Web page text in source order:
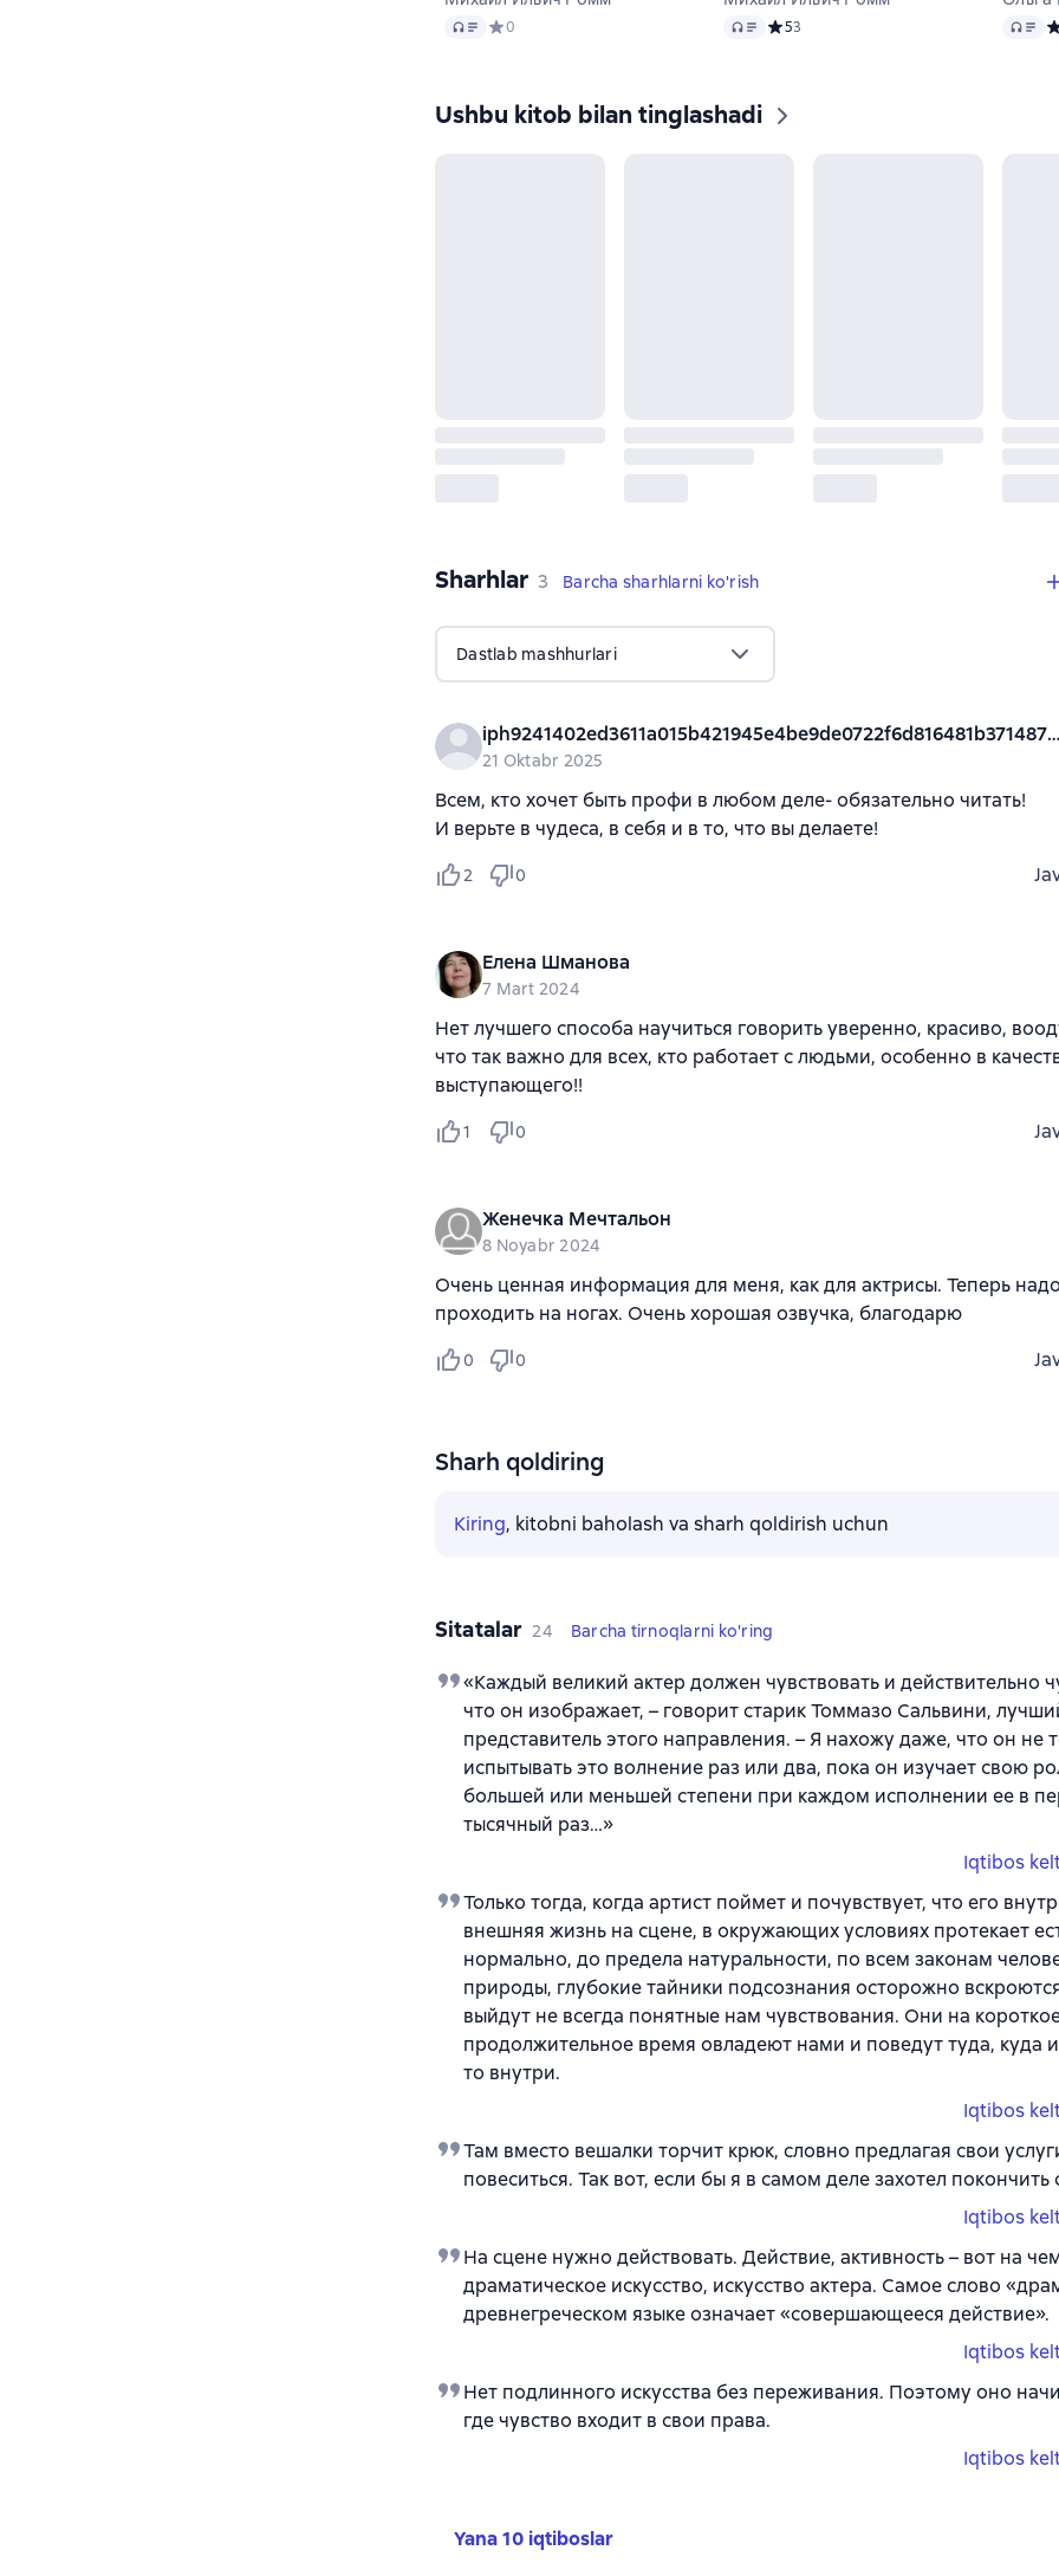
Audio Средний рейтинг 0 на основе 0 оценок
0 Audio Средний рейтинг 5 на основе 3 оценок
53 Audio
Ushbu kitob bilan tinglashadi
Sharhlar 3 sharhlar
3 Barcha sharhlarni ko'rish
Dastlab mashhurlari
iph9241402ed3611a015b421945e4be9de0722f6d816481b3714878618f8dd8ba63
21 Oktabr 2025
Всем, кто хочет быть профи в любом деле- обязательно читать!
И верьте в чудеса, в себя и в то, что вы делаете!
2 0
Елена Шманова
7 Mart 2024
Нет лучшего способа научиться говорить уверенно, красиво,
что так важно для всех, кто работает с людьми, особенно в
выступающего!!
1 0
Женечка Мечтальон
8 Noyabr 2024
Очень ценная информация для меня, как для актрисы. Теперь
проходить на ногах. Очень хорошая озвучка, благодарю
0 0
Sharh qoldiring
Kiring, kitobni baholash va sharh qoldirish uchun
Sitatalar 24 Barcha tirnoqlarni ko'ring
«Каждый великий актер должен чувствовать и действительно
что он изображает, – говорит старик Томмазо Сальвини,
представитель этого направления. – Я нахожу даже, что он не
испытывать это волнение раз или два, пока он изучает свою
большей или меньшей степени при каждом исполнении ее в
тысячный раз…»
Iqtibos
Только тогда, когда артист поймет и почувствует, что его
внешняя жизнь на сцене, в окружающих условиях протекает
нормально, до предела натуральности, по всем законам
природы, глубокие тайники подсознания осторожно
выйдут не всегда понятные нам чувствования. Они на
продолжительное время овладеют нами и поведут туда, куда
то внутри.
Iqtibos
Там вместо вешалки торчит крюк, словно предлагая свои
повеситься. Так вот, если бы я в самом деле захотел покончить
Iqtibos
На сцене нужно действовать. Действие, активность – вот на
драматическое искусство, искусство актера. Самое слово
древнегреческом языке означает «совершающееся действие».
Iqtibos
Нет подлинного искусства без переживания. Поэтому оно
где чувство входит в свои права.
Iqtibos
Yana 10 iqtiboslar